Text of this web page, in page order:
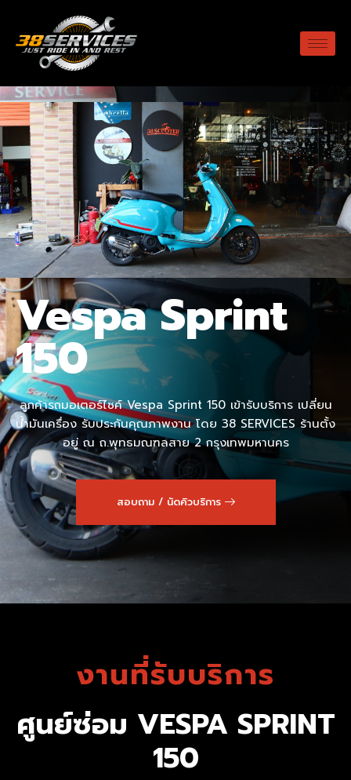
Vespa Sprint
150
ลูกค้ารถมอเตอร์ไซค์ Vespa Sprint 150 เข้ารับบริการ เปลี่ยน
น้ำมันเครื่อง รับประกันคุณภาพงาน โดย 38 SERVICES ร้านตั้ง
อยู่ ณ ถ.พุทธมณฑลสาย 2 กรุงเทพมหานคร
สอบถาม / นัดคิวบริการ
งานที่รับบริการ
ศูนย์ซ่อม VESPA SPRINT
150